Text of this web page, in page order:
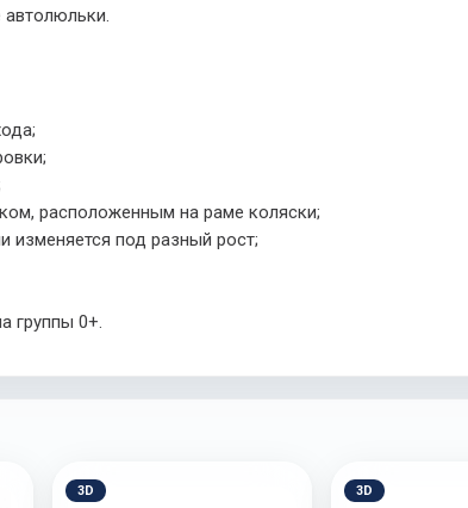
расположенным на раме коляски;
изменяется под разный рост;
группы 0+.
3D 3D